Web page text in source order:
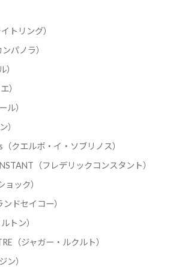
トリング）
パノラ）
）
）
ル）
）
クエルボ・イ・ソブリノス）
（フレデリックコンスタント）
ック）
ドセイコー）
トン）
（ジャガー・ルクルト）
ン）